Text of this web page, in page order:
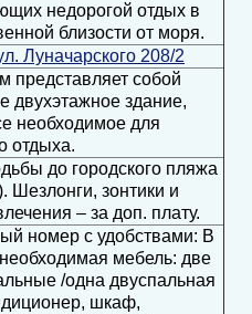
недорогой отдых в
близости от моря.
Луначарского 208/2
представляет собой
двухэтажное здание,
необходимое для
отдыха.
до городского пляжа
Шезлонги, зонтики и
– за доп. плату.
номер с удобствами: В
мебель: две
/одна двуспальная
шкаф,